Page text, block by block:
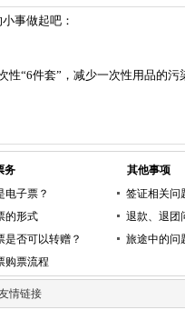
事做起吧：
“6件套”，减少一次性用品的污